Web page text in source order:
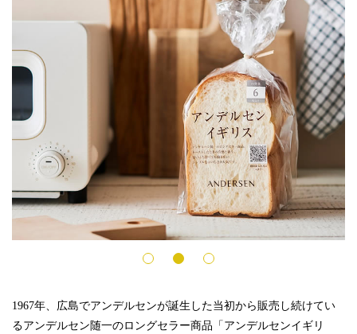
1967年、広島でアンデルセンが誕生した当初から販売し続けてい
るアンデルセン随一のロングセラー商品「アンデルセンイギリ